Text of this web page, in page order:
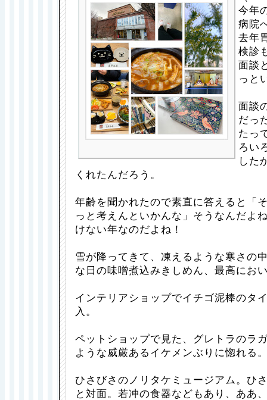
今年
病院
去年
検診
面談
っと
面談
だっ
たっ
ろい
した
くれたんだろう。
年齢を聞かれたので素直に答えると「
っと考えんといかんな」そうなんだよ
けない年なのだよね！
雪が降ってきて、凍えるような寒さの
な日の味噌煮込みきしめん、最高にお
インテリアショップでイチゴ泥棒のタ
入。
ペットショップで見た、グレトラのラ
ような威厳あるイケメンぶりに惚れる
ひさびさのノリタケミュージアム。ひ
と対面。若冲の食器などもあり、ああ